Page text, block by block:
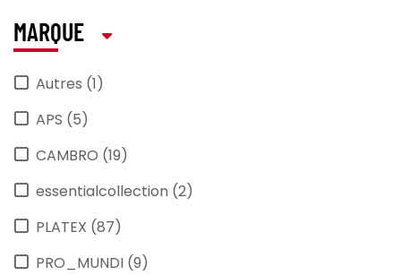
MARQUE
Autres (1)
APS (5)
CAMBRO (19)
essentialcollection (2)
PLATEX (87)
PRO_MUNDI (9)